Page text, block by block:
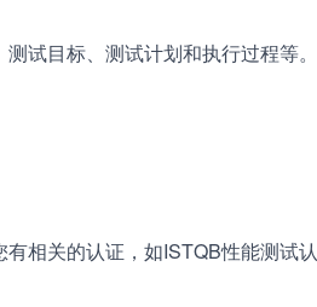
试目标、测试计划和执行过程等。
相关的认证，如ISTQB性能测试认